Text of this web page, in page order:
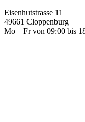
Eisenhutstrasse 11
49661 Cloppenburg
Mo – Fr von 09:00 bis